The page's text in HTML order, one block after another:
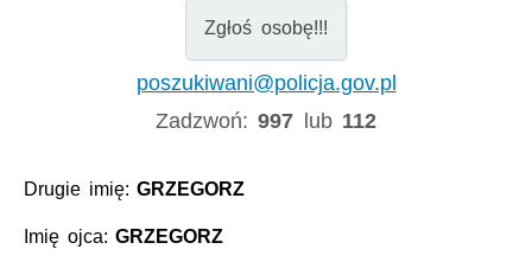
Zgłoś osobę!!!
poszukiwani@policja.gov.pl
Zadzwoń:997 lub 112
Drugie imię:GRZEGORZ
Imię ojca:GRZEGORZ